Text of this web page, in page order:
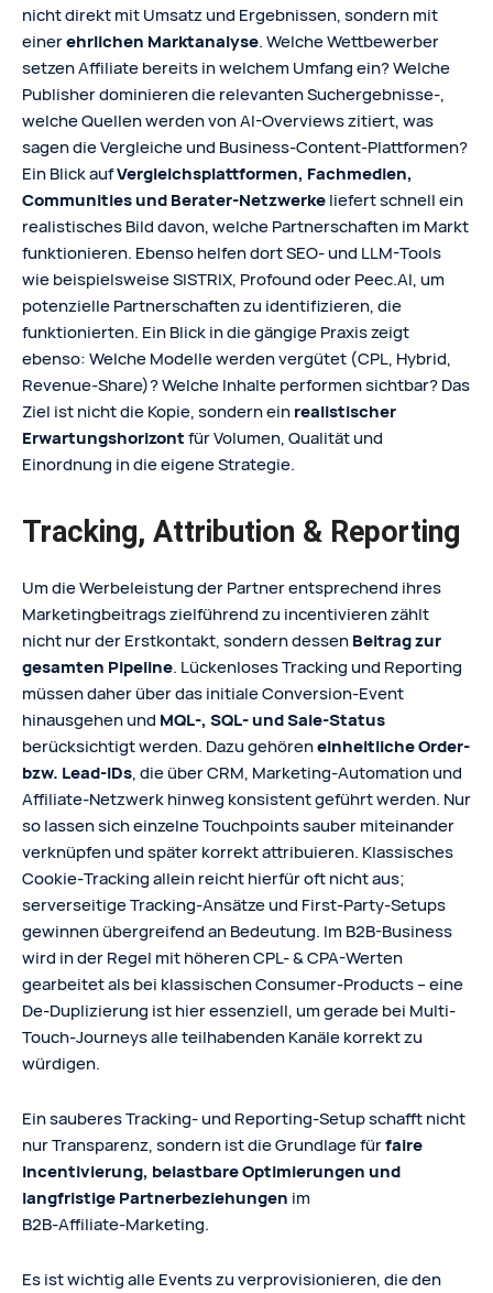
nicht direkt mit Umsatz und Ergebnissen, sondern mit
einerehrlichen Marktanalyse. Welche Wettbewerber
setzen Affiliate bereits in welchem Umfang ein? Welche
Publisher dominieren die relevanten Suchergebnisse‑,
welche Quellen werden von AI-Overviews zitiert, was
sagen die Vergleiche und Business-Content-Plattformen?
Ein Blick aufVergleichsplattformen, Fachmedien,
Communities und Berater‑Netzwerkeliefert schnell ein
realistisches Bild davon, welche Partnerschaften im Markt
funktionieren. Ebenso helfen dort SEO- und LLM-Tools
wie beispielsweise SISTRIX, Profound oder Peec.AI, um
potenzielle Partnerschaften zu identifizieren, die
funktionierten. Ein Blick in die gängige Praxis zeigt
ebenso: Welche Modelle werden vergütet (CPL, Hybrid,
Revenue‑Share)? Welche Inhalte performen sichtbar? Das
Ziel ist nicht die Kopie, sondern einrealistischer
Erwartungshorizontfür Volumen, Qualität und
Einordnung in die eigene Strategie.
Tracking, Attribution & Reporting
Um die Werbeleistung der Partner entsprechend ihres
Marketingbeitrags zielführend zu incentivieren zählt
nicht nur der Erstkontakt, sondern dessenBeitrag zur
gesamten Pipeline. Lückenloses Tracking und Reporting
müssen daher über das initiale Conversion‑Event
hinausgehen und MQL‑, SQL‑ und Sale‑Status
berücksichtigt werden. Dazu gehöreneinheitliche Order‑
bzw. Lead‑IDs, die über CRM, Marketing‑Automation und
Affiliate‑Netzwerk hinweg konsistent geführt werden. Nur
so lassen sich einzelne Touchpoints sauber miteinander
verknüpfen und später korrekt attribuieren. Klassisches
Cookie‑Tracking allein reicht hierfür oft nicht aus;
serverseitige Tracking‑Ansätze und First‑Party‑Setups
gewinnen übergreifend an Bedeutung. Im B2B-Business
wird in der Regel mit höheren CPL- & CPA-Werten
gearbeitet als bei klassischen Consumer-Products – eine
De-Duplizierung ist hier essenziell, um gerade bei Multi-
Touch-Journeys alle teilhabenden Kanäle korrekt zu
würdigen.
Ein sauberes Tracking‑ und Reporting‑Setup schafft nicht
nur Transparenz, sondern ist die Grundlage fürfaire
Incentivierung, belastbare Optimierungen und
langfristige Partnerbeziehungen im
B2B‑Affiliate‑Marketing.
Es ist wichtig alle Events zu verprovisionieren, die den